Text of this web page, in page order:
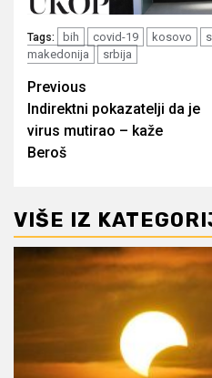
Tags: bih covid-19 kosovo
makedonija
srbija
Post
navigation
Previous
Indirektni pokazatelji da je
virus mutirao – kaže
Beroš
VIŠE IZ